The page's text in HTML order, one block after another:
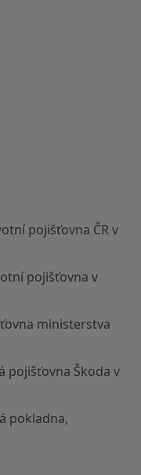
pojišťovna ČR v
pojišťovna v
ministerstva
pojišťovna Škoda v
pokladna,